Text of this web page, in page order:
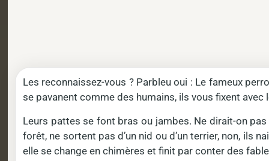
Les reconnaissez-vous ? Parbleu oui : Le fameux
se pavanent comme des humains, ils vous fixent
Leurs pattes se font bras ou jambes. Ne dirait-on
forêt, ne sortent pas d’un nid ou d’un terrier, non, ils
elle se change en chimères et finit par conter des